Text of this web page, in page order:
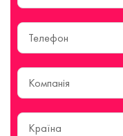
Країна